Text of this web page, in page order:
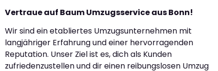
Vertraue auf Baum Umzugsservice aus Bonn!
Wir sind ein etabliertes Umzugsunternehmen mit
langjähriger Erfahrung und einer hervorragenden
Reputation. Unser Ziel ist es, dich als Kunden
zufriedenzustellen und dir einen reibungslosen Umzug